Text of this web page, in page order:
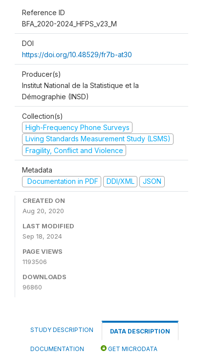
Reference ID
BFA_2020-2024_HFPS_v23_M
DOI
https://doi.org/10.48529/fr7b-at30
Producer(s)
Institut National de la Statistique et la
Démographie (INSD)
Collection(s)
High-Frequency Phone Surveys
Living Standards Measurement Study (LSMS)
Fragility, Conflict and Violence
Metadata
Documentation in PDF
DDI/XML JSON
CREATED ON
Aug 20, 2020
LAST MODIFIED
Sep 18, 2024
PAGE VIEWS
1193506
DOWNLOADS
96860
STUDY DESCRIPTION DATA DESCRIPTION
DOCUMENTATION GET MICRODATA